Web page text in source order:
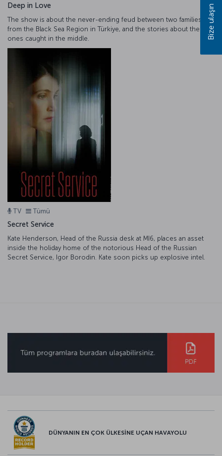
Deep in Love
The show is about the never-ending feud between two families
from the Black Sea Region in Türkiye, and the stories about the
ones caught in the middle.
TV Tümü
Secret Service
Kate Henderson, Head of the Russia desk at MI6, places an asset
inside the holiday home of the notorious Head of the Russian
Secret Service, Igor Borodin. Kate soon picks up explosive intel.
DÜNYANIN EN ÇOK ÜLKESİNE UÇAN HAVAYOLU
Bize ulaşın